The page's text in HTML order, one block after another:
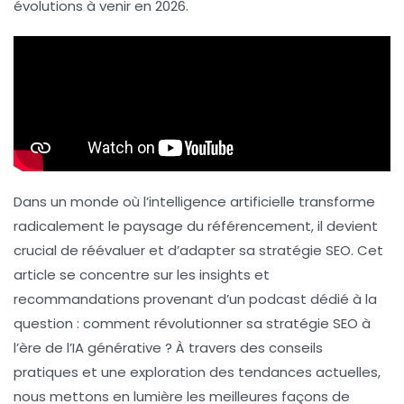
évolutions à venir en 2026.
Dans un monde où l’intelligence artificielle transforme
radicalement le paysage du référencement, il devient
crucial de réévaluer et d’adapter sa stratégie SEO. Cet
article se concentre sur les insights et
recommandations provenant d’un podcast dédié à la
question : comment révolutionner sa stratégie SEO à
l’ère de l’IA générative ? À travers des conseils
pratiques et une exploration des tendances actuelles,
nous mettons en lumière les meilleures façons de